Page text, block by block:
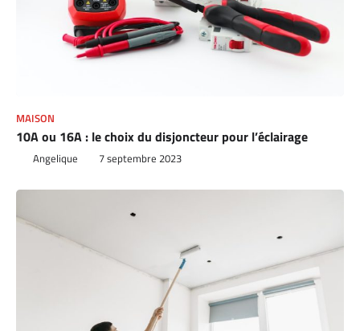
MAISON
10A ou 16A : le choix du disjoncteur pour l’éclairage
Angelique 7 septembre 2023